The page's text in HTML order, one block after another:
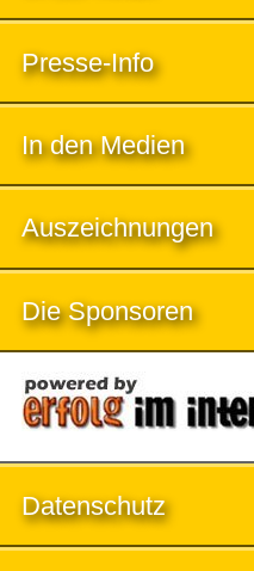
Presse-Info
In den Medien
Auszeichnungen
Die Sponsoren
Datenschutz